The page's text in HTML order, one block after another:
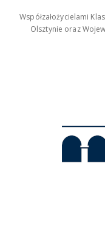
Współzałożycielami
Olsztynie oraz